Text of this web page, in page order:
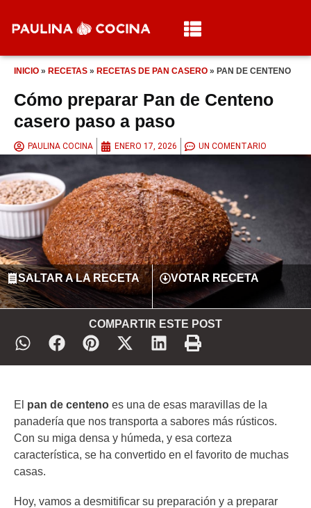
INICIO » RECETAS » RECETAS DE PAN CASERO » PAN DE CENTENO
Cómo preparar Pan de Centeno
casero paso a paso
PAULINA COCINA ENERO 17, 2026 UN COMENTARIO
SALTAR A LA RECETA VOTAR RECETA
COMPARTIR ESTE POST
El pan de centeno es una de esas maravillas de la
panadería que nos transporta a sabores más rústicos.
Con su miga densa y húmeda, y esa corteza
característica, se ha convertido en el favorito de muchas
casas.
Hoy, vamos a desmitificar su preparación y a preparar